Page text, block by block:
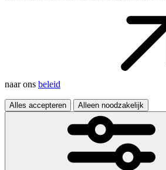
naar ons beleid
Alles accepteren Alleen noodzakelijk